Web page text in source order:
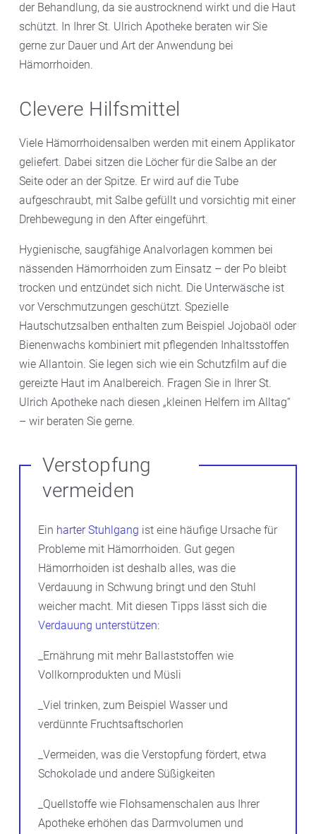
der Behandlung, da sie austrocknend wirkt und die Haut
schützt. In Ihrer St. Ulrich Apotheke beraten wir Sie
gerne zur Dauer und Art der Anwendung bei
Hämorrhoiden.
Clevere Hilfsmittel
Viele Hämorrhoidensalben werden mit einem Applikator
geliefert. Dabei sitzen die Löcher für die Salbe an der
Seite oder an der Spitze. Er wird auf die Tube
aufgeschraubt, mit Salbe gefüllt und vorsichtig mit einer
Drehbewegung in den After eingeführt.
Hygienische, saugfähige Analvorlagen kommen bei
nässenden Hämorrhoiden zum Einsatz – der Po bleibt
trocken und entzündet sich nicht. Die Unterwäsche ist
vor Verschmutzungen geschützt. Spezielle
Hautschutzsalben enthalten zum Beispiel Jojobaöl oder
Bienenwachs kombiniert mit pflegenden Inhaltsstoffen
wie Allantoin. Sie legen sich wie ein Schutzfilm auf die
gereizte Haut im Analbereich. Fragen Sie in Ihrer St.
Ulrich Apotheke nach diesen „kleinen Helfern im Alltag“
– wir beraten Sie gerne.
Verstopfung
vermeiden
Ein harter Stuhlgang ist eine häufige Ursache für
Probleme mit Hämorrhoiden. Gut gegen
Hämorrhoiden ist deshalb alles, was die
Verdauung in Schwung bringt und den Stuhl
weicher macht. Mit diesen Tipps lässt sich die
Verdauung unterstützen:
_Ernährung mit mehr Ballaststoffen wie
Vollkornprodukten und Müsli
_Viel trinken, zum Beispiel Wasser und
verdünnte Fruchtsaftschorlen
_Vermeiden, was die Verstopfung fördert, etwa
Schokolade und andere Süßigkeiten
_Quellstoffe wie Flohsamenschalen aus Ihrer
Apotheke erhöhen das Darmvolumen und